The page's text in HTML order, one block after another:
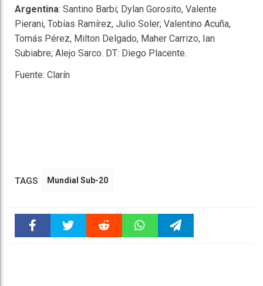
Argentina: Santino Barbi; Dylan Gorosito, Valente
Pierani, Tobías Ramírez, Julio Soler; Valentino Acuña,
Tomás Pérez, Milton Delgado, Maher Carrizo, Ian
Subiabre; Alejo Sarco. DT: Diego Placente.
Fuente: Clarín
TAGS Mundial Sub-20